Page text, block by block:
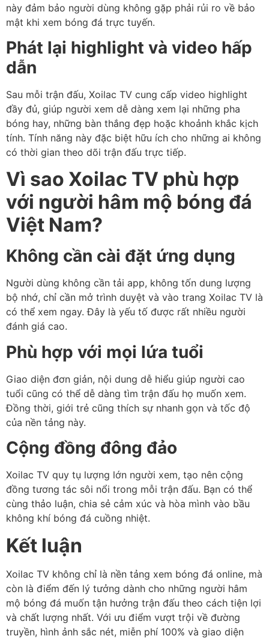
này đảm bảo người dùng không gặp phải rủi ro về bảo
mật khi xem bóng đá trực tuyến.
Phát lại highlight và video hấp
dẫn
Sau mỗi trận đấu, Xoilac TV cung cấp video highlight
đầy đủ, giúp người xem dễ dàng xem lại những pha
bóng hay, những bàn thắng đẹp hoặc khoảnh khắc kịch
tính. Tính năng này đặc biệt hữu ích cho những ai không
có thời gian theo dõi trận đấu trực tiếp.
Vì sao Xoilac TV phù hợp
với người hâm mộ bóng đá
Việt Nam?
Không cần cài đặt ứng dụng
Người dùng không cần tải app, không tốn dung lượng
bộ nhớ, chỉ cần mở trình duyệt và vào trang Xoilac TV là
có thể xem ngay. Đây là yếu tố được rất nhiều người
đánh giá cao.
Phù hợp với mọi lứa tuổi
Giao diện đơn giản, nội dung dễ hiểu giúp người cao
tuổi cũng có thể dễ dàng tìm trận đấu họ muốn xem.
Đồng thời, giới trẻ cũng thích sự nhanh gọn và tốc độ
của nền tảng này.
Cộng đồng đông đảo
Xoilac TV quy tụ lượng lớn người xem, tạo nên cộng
đồng tương tác sôi nổi trong mỗi trận đấu. Bạn có thể
cùng thảo luận, chia sẻ cảm xúc và hòa mình vào bầu
không khí bóng đá cuồng nhiệt.
Kết luận
Xoilac TV không chỉ là nền tảng xem bóng đá online, mà
còn là điểm đến lý tưởng dành cho những người hâm
mộ bóng đá muốn tận hưởng trận đấu theo cách tiện lợi
và chất lượng nhất. Với ưu điểm vượt trội về đường
truyền, hình ảnh sắc nét, miễn phí 100% và giao diện